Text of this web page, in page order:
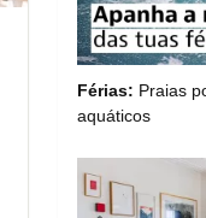
Férias: Praias
aquáticos